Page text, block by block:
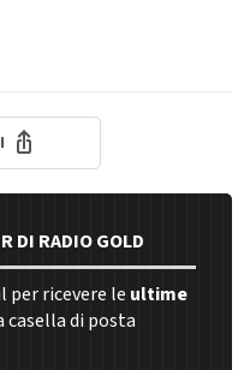
DI RADIO GOLD
per ricevere le ultime
di posta